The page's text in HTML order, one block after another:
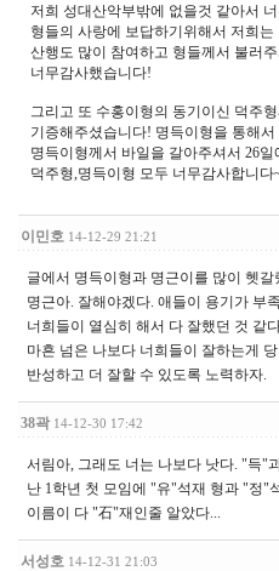
저희 성대산악부밖에 없을것 같아서
형들의 사랑에 보답하기위해서 저희
산행도 많이 참여하고 형들께서 불러
너무감사했습니다!
그리고 또 수홍이형의 동기이신 덕주
기증해주셨습니다! 명득이형을 통해
명득이형께서 바일을 갈아주셔서 26
덕주형,명득이형 모두 너무감사합니다
이민호 14-12-29 21:21
글에서 명득이형과 명근이를 많이 헷갈
명근아. 잘해야겠다. 애들이 용기가 부
너희들이 열심히 해서 다 잘했던 것 같
마흔 넘은 나보다 너희들이 잘하는게
반성하고 더 잘할 수 있도록 노력하자.
38곽 14-12-30 17:42
서림아, 그래도 너는 나보다 낫다. "득"
난 1학년 첫 모임에 "유"석재 형과 "정"
이름이 다 "石"재인줄 알았다...
서성호 14-12-31 21:03